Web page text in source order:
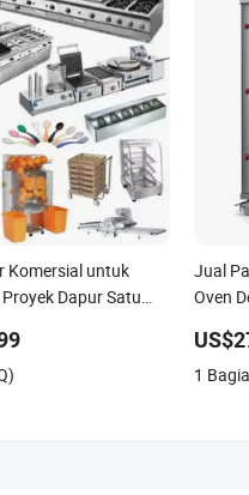
Komersial untuk
Dapur Satu
Jual
Oven
Roti
1